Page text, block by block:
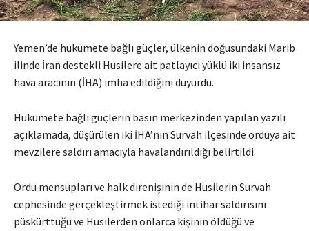
Yemen’de hükümete bağlı güçler, ülkenin doğusundaki Marib
ilinde İran destekli Husilere ait patlayıcı yüklü iki insansız
hava aracının (İHA) imha edildiğini duyurdu.
Hükümete bağlı güçlerin basın merkezinden yapılan yazılı
açıklamada, düşürülen iki İHA’nın Survah ilçesinde orduya ait
mevzilere saldırı amacıyla havalandırıldığı belirtildi.
Ordu mensupları ve halk direnişinin de Husilerin Survah
cephesinde gerçekleştirmek istediği intihar saldırısını
püskürttüğü ve Husilerden onlarca kişinin öldüğü ve